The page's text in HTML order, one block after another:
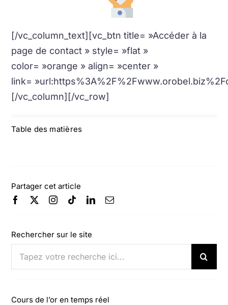
Table des matières
Partager cet article
Rechercher sur le site
Rechercher:
Cours de l’or en temps réel
[/vc_column_text][vc_btn title= »Accéder à la
page de contact » style= »flat »
color= »orange » align= »center »
link=
[/vc_column][/vc_row]